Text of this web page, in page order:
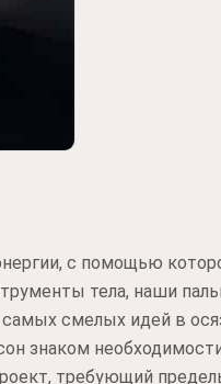
с помощью
тела, наши
самых смелых идей в
знаком
требующий